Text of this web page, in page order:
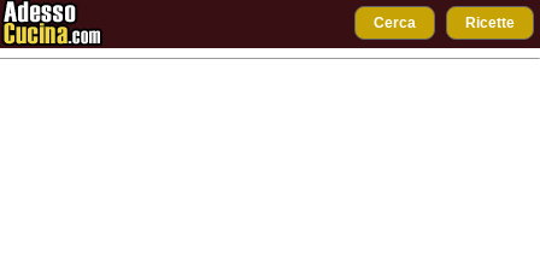
Cerca Ricette